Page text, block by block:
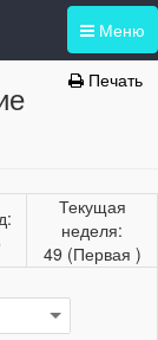
Меню
Печать
Текущая
неделя:
49 (Первая )